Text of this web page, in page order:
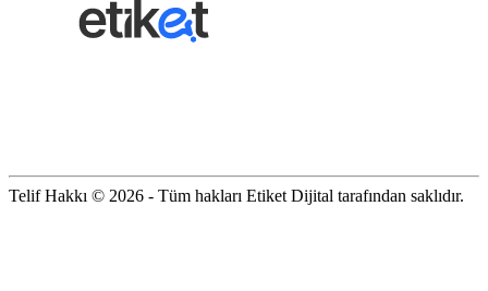
Telif Hakkı © 2026 - Tüm hakları Etiket Dijital tarafından saklıdır.